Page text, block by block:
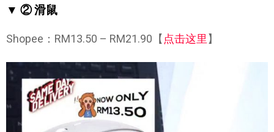
▼ ② 滑鼠
Shopee：RM13.50 – RM21.90【 点击这里 】